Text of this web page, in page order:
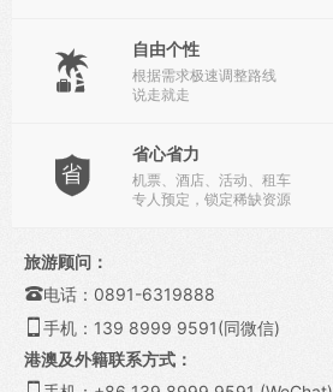
 自由个性
根据需求极速调整路线
说走就走
 省心省力
机票、酒店、活动、租车
专人预定，锁定稀缺资源
旅游顾问：
电话：0891-6319888
 手机：139 8999 9591(同微信)
港澳及外籍联系方式：